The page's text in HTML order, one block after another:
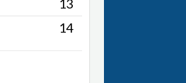
13
14